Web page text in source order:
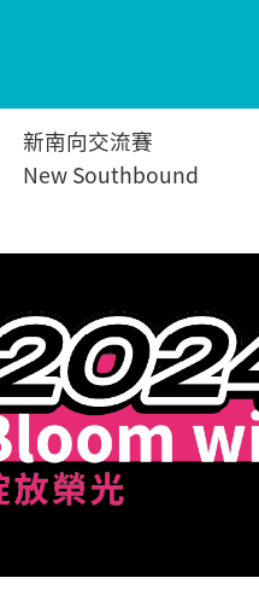
新南向交流賽
New Southbound